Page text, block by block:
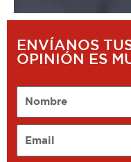
ENVÍANOS
OPINIÓN ES